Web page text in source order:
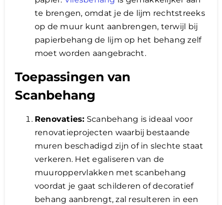
te brengen, omdat je de lijm rechtstreeks
op de muur kunt aanbrengen, terwijl bij
papierbehang de lijm op het behang zelf
moet worden aangebracht.
Toepassingen van
Scanbehang
Renovaties: Scanbehang is ideaal voor
renovatieprojecten waarbij bestaande
muren beschadigd zijn of in slechte staat
verkeren. Het egaliseren van de
muuroppervlakken met scanbehang
voordat je gaat schilderen of decoratief
behang aanbrengt, zal resulteren in een